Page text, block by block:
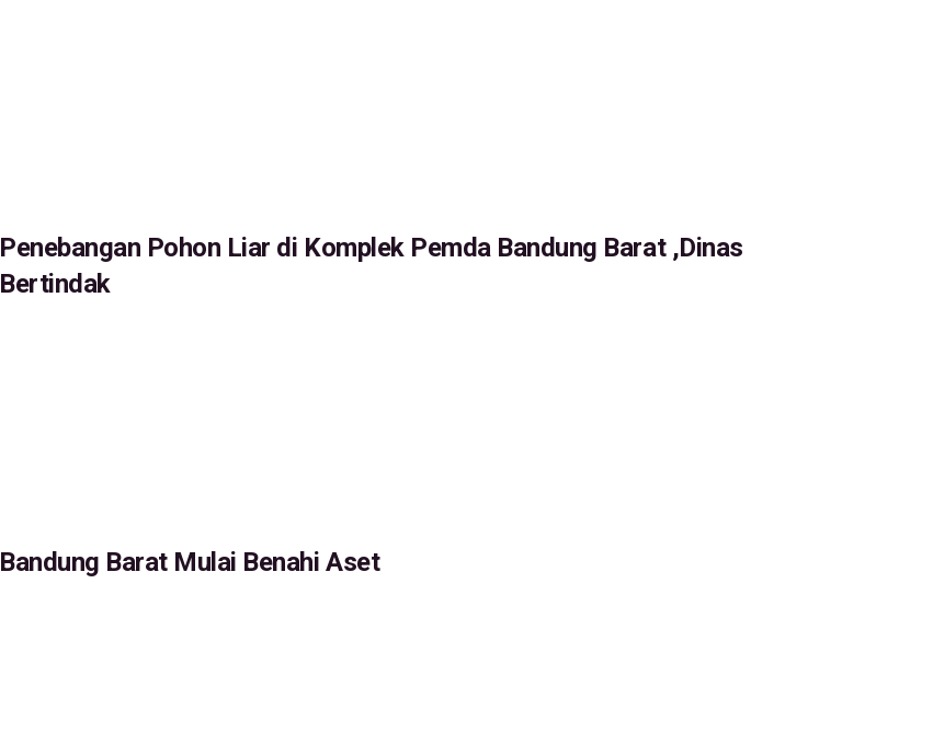
Penebangan Pohon Liar di Komplek Pemda Bandung Barat ,Dinas
Bertindak
Bandung Barat Mulai Benahi Aset